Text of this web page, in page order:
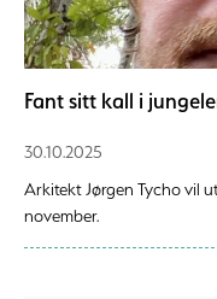
Fant sitt kall i
30.10.2025
Arkitekt Jørgen Tycho vil
november.